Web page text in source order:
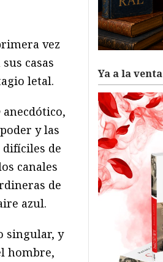
vez
casas
letal.
anecdótico,
y las
difíciles de
canales
de
azul.
singular, y
hombre,
Ya a la venta